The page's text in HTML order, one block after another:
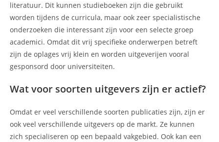
literatuur. Dit kunnen studieboeken zijn die gebruikt
worden tijdens de curricula, maar ook zeer specialistische
onderzoeken die interessant zijn voor een selecte groep
academici. Omdat dit vrij specifieke onderwerpen betreft
zijn de oplages vrij klein en worden uitgeverijen vooral
gesponsord door universiteiten.
Wat voor soorten uitgevers zijn er actief?
Omdat er veel verschillende soorten publicaties zijn, zijn er
ook veel verschillende uitgevers op de markt. Ze kunnen
zich specialiseren op een bepaald vakgebied. Ook kan een